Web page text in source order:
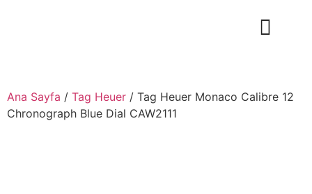
Ana Sayfa / Tag Heuer / Tag Heuer ⁠Monaco Calibre 12
Chronograph Blue Dial CAW2111